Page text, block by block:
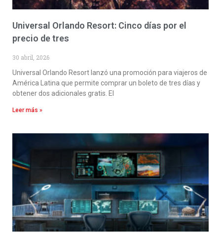
Universal Orlando Resort: Cinco días por el
precio de tres
30 abril, 2026
Universal Orlando Resort lanzó una promoción para viajeros de
América Latina que permite comprar un boleto de tres días y
obtener dos adicionales gratis. El
Leer más »